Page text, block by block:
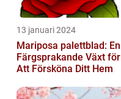
13 januari 2024
Mariposa palettblad: En
Färgsprakande Växt för
Att Försköna Ditt Hem